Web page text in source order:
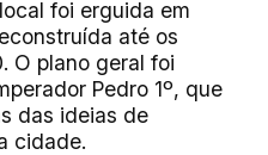
foi erguida em
até os
O plano geral foi
Pedro 1º, que
das ideias de
cidade.